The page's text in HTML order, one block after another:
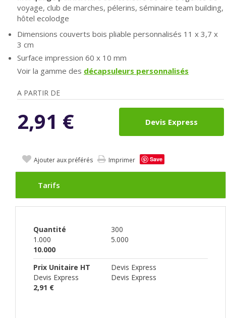
voyage, club de marches, pélerins, séminaire team building,
hôtel ecolodge
Dimensions couverts bois pliable personnalisés 11 x 3,7 x
3 cm
Surface impression 60 x 10 mm
Voir la gamme des décapsuleurs personnalisés
A PARTIR DE
2,91 € Devis Express
Ajouter aux préférés Imprimer Save
Tarifs
Quantité
300
1.000
5.000
10.000
Prix Unitaire HT
Devis Express
Devis Express
Devis Express
2,91 €